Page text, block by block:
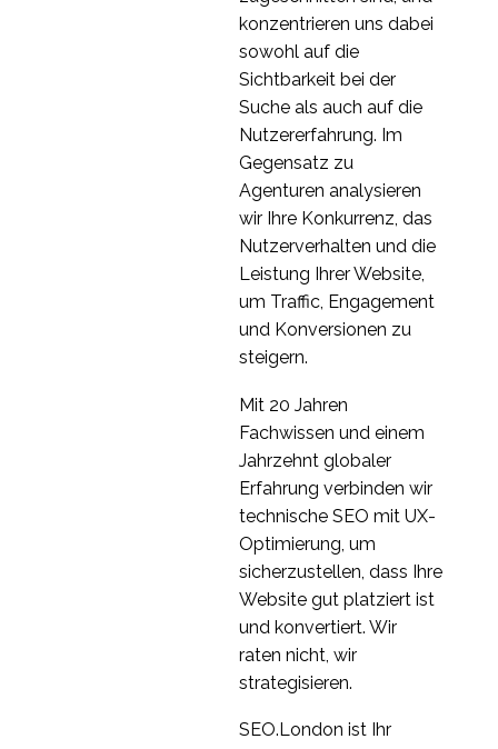
mehreren Bildschirmen
1
Finanzkrise 2007 im
Bereich UX geschah
3
Verbesserung der
Benutzerfreundlichkeit
von Online-Formularen0
Benutzerfreundlichkeit
und Psychologie
0
Korb Usability-Tests
0
Optimierung der
Konversion: 5 Wege,
Benutzerfreundlichkeit
einen Mehrwert schafft
5
Benutzerfreundlichkeit
Ihrer App verbessern 0
Benutzerfreundlichkeit
von mobilen Menüs
0
Benutzerfreundlichkeit
Usability-Tests für die
konzentrieren uns dabei
sowohl auf die
Sichtbarkeit bei der
Suche als auch auf die
Nutzererfahrung. Im
Gegensatz zu
Agenturen analysieren
wir Ihre Konkurrenz, das
Nutzerverhalten und die
Leistung Ihrer Website,
um Traffic, Engagement
und Konversionen zu
steigern.
Mit 20 Jahren
Fachwissen und einem
Jahrzehnt globaler
Erfahrung verbinden wir
technische SEO mit UX-
Optimierung, um
sicherzustellen, dass Ihre
Website gut platziert ist
und konvertiert. Wir
raten nicht, wir
strategisieren.
SEO.London ist Ihr